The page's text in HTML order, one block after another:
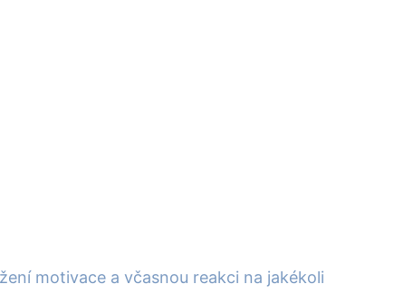
motivace a včasnou reakci na jakékoli